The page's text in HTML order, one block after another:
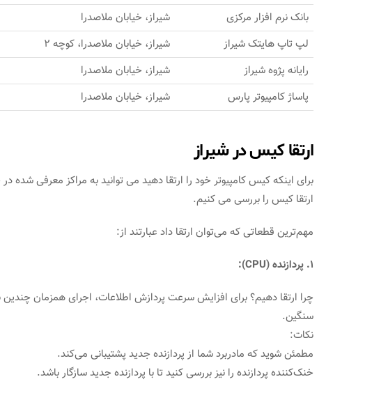
بانک نرم افزار مرکزی
شیراز، خیابان ملاصدرا
لپ تاپ هایتک شیراز
شیراز، خیابان ملاصدرا، کوچه 2
رایانه پژوه شیراز
شیراز، خیابان ملاصدرا
پاساژ کامپیوتر پارس
شیراز، خیابان ملاصدرا
ارتقا کیس در شیراز
برای اینکه کیس کامپیوتر خود را ارتقا دهید می توانید به مراکز معرفی شده
ارتقا کیس را بررسی می کنیم.
مهم‌ترین قطعاتی که می‌توان ارتقا داد عبارتند از:
1. پردازنده (CPU):
چرا ارتقا دهیم؟ برای افزایش سرعت پردازش اطلاعات، اجرای همزمان چندین
سنگین.
نکات:
مطمئن شوید که مادربرد شما از پردازنده جدید پشتیبانی می‌کند.
خنک‌کننده پردازنده را نیز بررسی کنید تا با پردازنده جدید سازگار باشد.